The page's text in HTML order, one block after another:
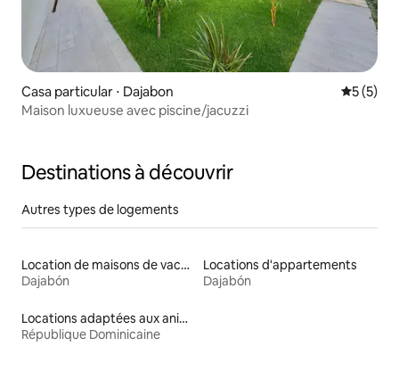
Casa particular ⋅ Dajabon
5 (5)
Maison luxueuse avec piscine/jacuzzi
Destinations à découvrir
Autres types de logements
Location de maisons de vacances
Dajabón
Locations d'appartements
Dajabón
Locations adaptées aux animaux
République Dominicaine